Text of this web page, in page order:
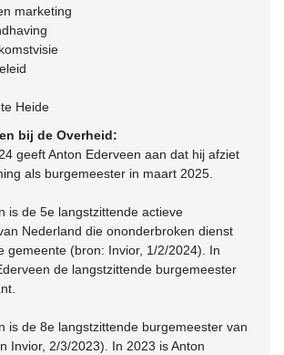
marketing
Heide
bij de Overheid:
geeft Anton Ederveen aan dat hij afziet
als burgemeester in maart 2025.
is de 5e langstzittende actieve
Nederland die ononderbroken dienst
gemeente (bron: Invior, 1/2/2024). In
de langstzittende burgemeester
is de 8e langstzittende burgemeester van
Invior, 2/3/2023). In 2023 is Anton